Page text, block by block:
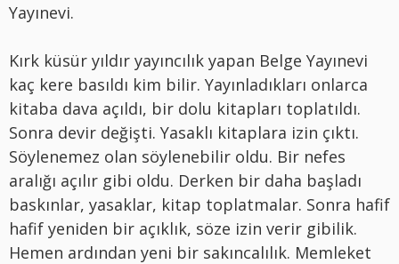
Yayınevi.
Kırk küsür yıldır yayıncılık yapan Belge Yayınevi
kaç kere basıldı kim bilir. Yayınladıkları onlarca
kitaba dava açıldı, bir dolu kitapları toplatıldı.
Sonra devir değişti. Yasaklı kitaplara izin çıktı.
Söylenemez olan söylenebilir oldu. Bir nefes
aralığı açılır gibi oldu. Derken bir daha başladı
baskınlar, yasaklar, kitap toplatmalar. Sonra hafif
hafif yeniden bir açıklık, söze izin verir gibilik.
Hemen ardından yeni bir sakıncalılık. Memleket